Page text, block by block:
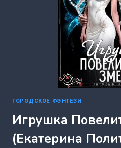
ГОРОДСКОЕ ФЭНТЕЗИ
Игрушка
(Екатерина